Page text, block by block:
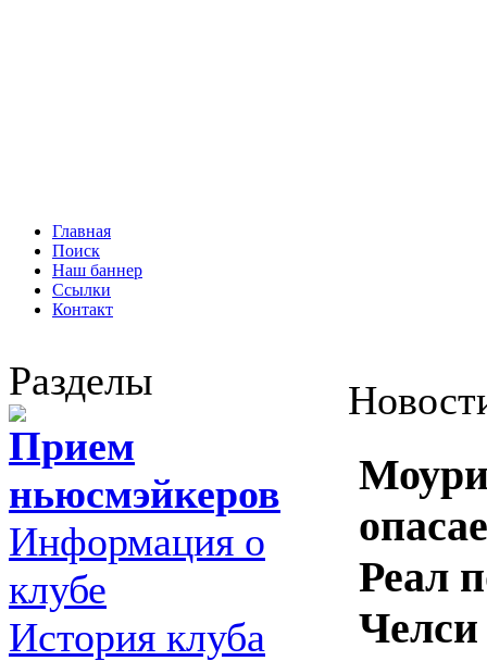
Главная
Поиск
Наш баннер
Ссылки
Контакт
Разделы
Прием
ньюсмэйкеров
Информация о
клубе
История клуба
Реал